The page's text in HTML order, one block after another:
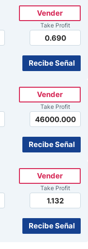
Vender
Take Profit
0.690
Recibe Señal
Vender
Take Profit
46000.000
Recibe Señal
Vender
Take Profit
1.132
Recibe Señal